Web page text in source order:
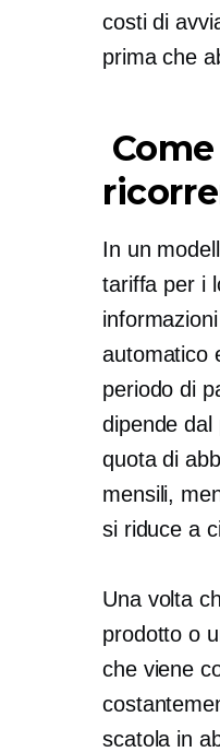
costi di
prima che
In un
tariffa per i
automatico
periodo di
dipende dal
quota di
mensili,
si riduce a
Una volta
prodotto o
che viene
scatola in